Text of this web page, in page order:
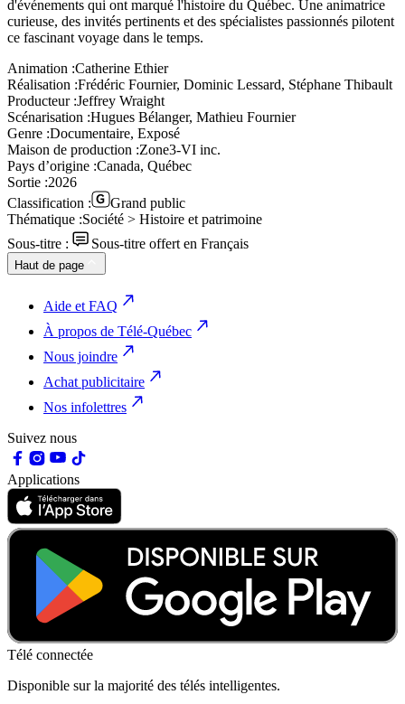
d'événements qui ont marqué l'histoire du Québec. Une animatrice
curieuse, des invités pertinents et des spécialistes passionnés pilotent
ce fascinant voyage dans le temps.
Animation :Catherine Ethier
Réalisation :Frédéric Fournier, Dominic Lessard, Stéphane Thibault
Producteur :Jeffrey Wraight
Scénarisation :Hugues Bélanger, Mathieu Fournier
Genre :Documentaire, Exposé
Maison de production :Zone3-VI inc.
Pays d’origine :Canada, Québec
Sortie :2026
Classification :
Grand public
Thématique :Société > Histoire et patrimoine
Sous-titre :
Sous-titre offert en Français
Haut de page
Aide et FAQ
À propos de Télé-Québec
Nous joindre
Achat publicitaire
Nos infolettres
Suivez nous
Applications
Télé connectée
Disponible sur la majorité des télés intelligentes.